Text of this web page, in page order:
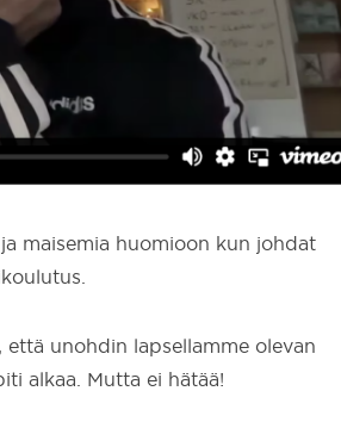
maisemia huomioon kun johdat
unohdin lapsellamme olevan
alkaa. Mutta ei hätää!